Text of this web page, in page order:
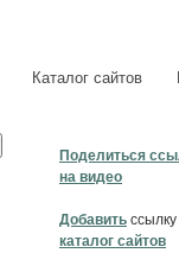
Каталог сайтов
Поделиться
на видео
Добавить ссылку
каталог сайтов